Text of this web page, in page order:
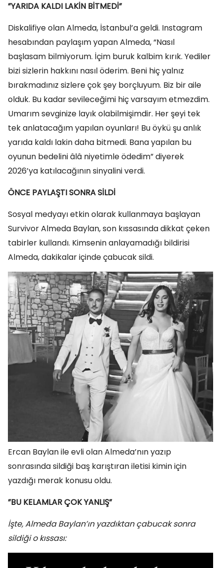
”YARIDA KALDI LAKİN BİTMEDİ”
Diskalifiye olan Almeda, İstanbul’a geldi. Instagram
hesabından paylaşım yapan Almeda, “Nasıl
başlasam bilmiyorum. İçim buruk kalbim kırık. Yediler
bizi sizlerin hakkını nasıl öderim. Beni hiç yalnız
bırakmadınız sizlere çok şey borçluyum. Biz bir aile
olduk. Bu kadar sevileceğimi hiç varsayım etmezdim.
Umarım sevginize layık olabilmişimdir. Her şeyi tek
tek anlatacağım yapılan oyunları! Bu öykü şu anlık
yarıda kaldı lakin daha bitmedi. Bana yapılan bu
oyunun bedelini âlâ niyetimle ödedim” diyerek
2026’ya katılacağının sinyalini verdi.
ÖNCE PAYLAŞTI SONRA SİLDİ
Sosyal medyayı etkin olarak kullanmaya başlayan
Survivor Almeda Baylan, son kıssasında dikkat çeken
tabirler kullandı. Kimsenin anlayamadığı bildirisi
Almeda, dakikalar içinde çabucak sildi.
Ercan Baylan ile evli olan Almeda’nın yazıp
sonrasında sildiği baş karıştıran iletisi kimin için
yazdığı merak konusu oldu.
”BU KELAMLAR ÇOK YANLIŞ”
İşte, Almeda Baylan’ın yazdıktan çabucak sonra
sildiği o kıssası: